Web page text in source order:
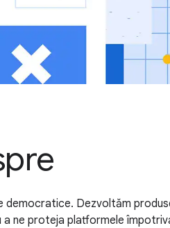
democratice. Dezvoltăm
ne proteja platformele